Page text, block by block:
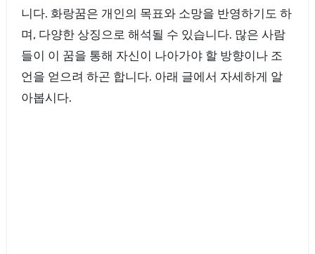
니다. 화랑꿈은 개인의 목표와 소망을 반영하기도 하
며, 다양한 상징으로 해석될 수 있습니다. 많은 사람
들이 이 꿈을 통해 자신이 나아가야 할 방향이나 조
언을 얻으려 하곤 합니다. 아래 글에서 자세하게 알
아봅시다.